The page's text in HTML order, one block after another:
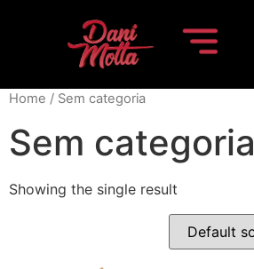
Home / Sem categoria
Sem categoria
Showing the single result